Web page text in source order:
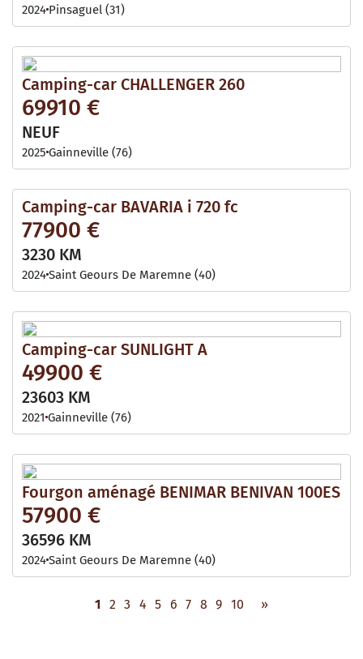
2024 Pinsaguel (31)
Camping-car CHALLENGER 260
69910 €
NEUF
2025 Gainneville (76)
Camping-car BAVARIA i 720 fc
77900 €
3230 KM
2024Saint Geours De Maremne (40)
Camping-car SUNLIGHT A
49900 €
23603 KM
2021 Gainneville (76)
Fourgon aménagé BENIMAR BENIVAN 100ES
57900 €
36596 KM
2024Saint Geours De Maremne (40)
1 2 3 4 5 6 7 8 9 10 »